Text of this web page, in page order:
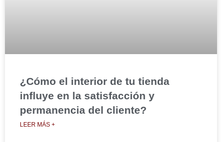
¿Cómo el interior de tu tienda
influye en la satisfacción y
permanencia del cliente?
LEER MÁS +